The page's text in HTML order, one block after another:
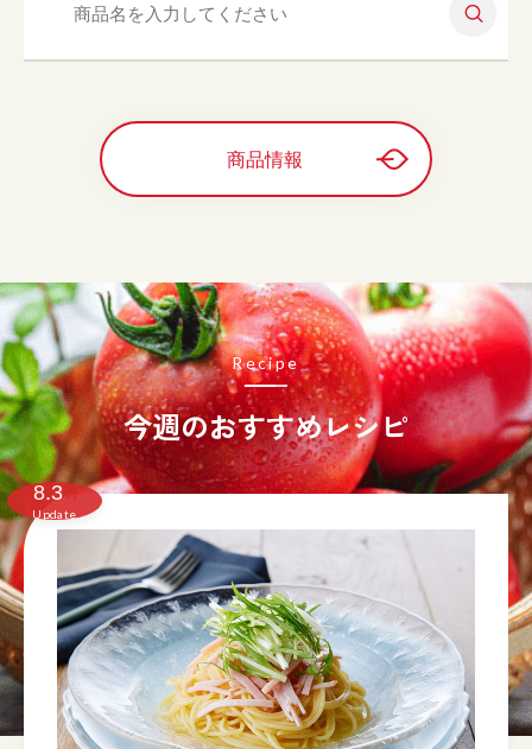
商品情報
今週のおすすめレシピ
Recipe
8.3
Update